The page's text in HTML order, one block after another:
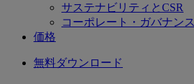
サステナビリティとCSR
コーポレート・ガバナンス
価格
無料ダウンロード